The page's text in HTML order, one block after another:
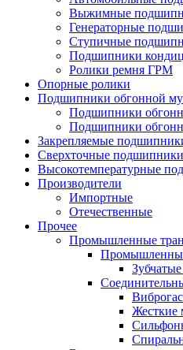
Выжимные
Генераторные
Ступичные
Подшипники
Ролики ремня ГРМ
Опорные ролики
Подшипники обгонной
Подшипники
Подшипники
Закрепляемые
Сверхточные подшипники
Высокотемпературные
Производители
Импортные
Отечественные
Прочее
Промышленные
Жесткие